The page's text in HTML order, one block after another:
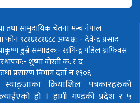
तथा सामुदायिक चेतना मन्च नेपाल
९८१६१८१६८८अध्यक्ष: - देवेन्द्र प्रसाद
डुम्रेसम्पादक:- खगिन्द्र पौडेलग्राफिक्स
शुष्मा वोस्तीक. र द
प्रसारण बिभाग दर्ता नं १९०६
क्रियाशिल पत्रकारहरुको
हो । हामी गण्डकी प्रदेश र ५